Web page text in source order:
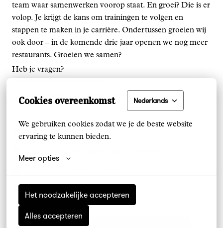
Cookies overeenkomst Nederlands
We gebruiken cookies zodat we je de beste website
ervaring te kunnen bieden.
Meer opties
Het noodzakelijke accepteren
Alles accepteren
team waar samenwerken voorop staat. En groei? Die is er
volop. Je krijgt de kans om trainingen te volgen en
stappen te maken in je carrière. Ondertussen groeien wij
ook door – in de komende drie jaar openen we nog meer
restaurants. Groeien we samen?
Heb je vragen?
recruitment@theseafoodbar.nl ! 🦞🐠🍾
Op locatie
Amsterdam - The Seafood Bar